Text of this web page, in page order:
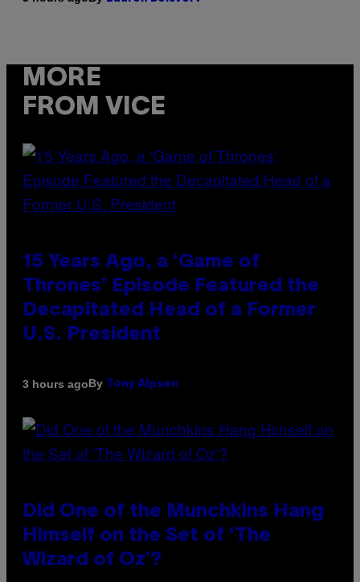
MORE
FROM VICE
15 Years Ago, a ‘Game of
Thrones’ Episode Featured the
Decapitated Head of a Former
U.S. President
3 hours agoBy Tony Alpsen
Did One of the Munchkins Hang
Himself on the Set of ‘The
Wizard of Oz’?